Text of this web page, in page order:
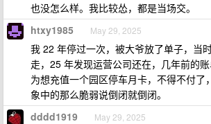
也没怎么样。我比较怂，都是当场交。
htxy1985 May 29, 2025
我 22 年停过一次，被大爷放了单子，当
走，25 年发现运营公司还在，几年前的
为想充值一个园区停车月卡，不得不付了
象中的那么脆弱说倒闭就倒闭。
dddd1919 May 29, 2025